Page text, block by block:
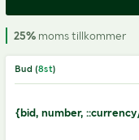
25%moms tillkommer
Bud (8st)
{bid, number,